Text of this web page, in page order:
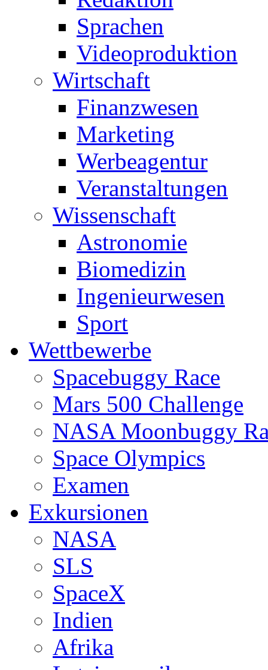
Sprachen
Videoproduktion
Wirtschaft
Finanzwesen
Marketing
Werbeagentur
Veranstaltungen
Wissenschaft
Astronomie
Biomedizin
Ingenieurwesen
Sport
Wettbewerbe
Spacebuggy Race
Mars 500 Challenge
NASA Moonbuggy
Space Olympics
Examen
Exkursionen
NASA
SLS
SpaceX
Indien
Afrika